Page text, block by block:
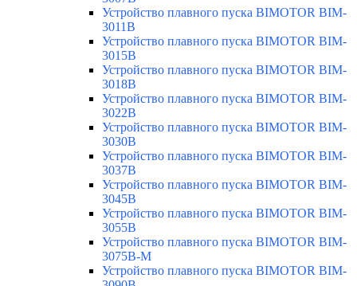
Устройство плавного пуска BIMOTOR BIM-
3011B
Устройство плавного пуска BIMOTOR BIM-
3015B
Устройство плавного пуска BIMOTOR BIM-
3018B
Устройство плавного пуска BIMOTOR BIM-
3022B
Устройство плавного пуска BIMOTOR BIM-
3030B
Устройство плавного пуска BIMOTOR BIM-
3037B
Устройство плавного пуска BIMOTOR BIM-
3045B
Устройство плавного пуска BIMOTOR BIM-
3055B
Устройство плавного пуска BIMOTOR BIM-
3075B-M
Устройство плавного пуска BIMOTOR BIM-